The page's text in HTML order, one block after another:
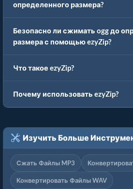
определенного размера?
Безопасно ли сжимать ogg до
размера с помощью ezyZip?
Что такое ezyZip?
Почему использовать ezyZip?
Изучить Больше
Сжать Файлы MP3
Конвертировать Файлы WAV